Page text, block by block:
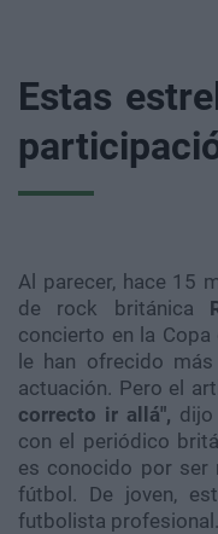
Estas
Al parecer, hace 15
de rock británica
concierto en la
le han ofrecido
actuación. Pero el
correcto ir allá", dijo
con el periódico
es conocido por ser
fútbol. De joven,
futbolista profesional.